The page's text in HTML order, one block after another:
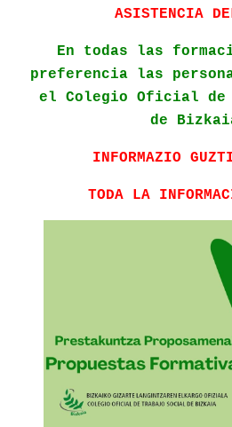
ASISTENCIA
En todas las
preferencia las
el Colegio Oficial de
de
INFORMAZIO
TODA LA